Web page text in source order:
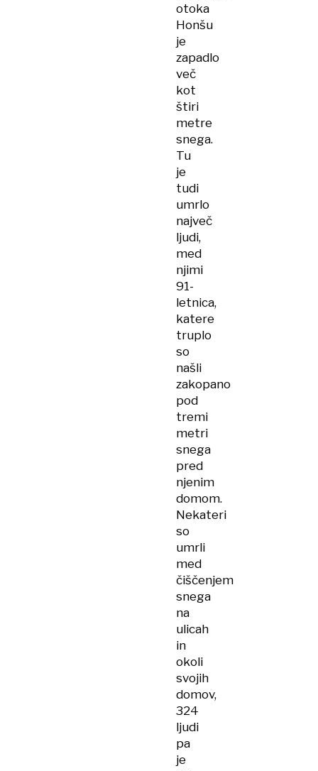
otoka
Honšu
je
zapadlo
več
kot
štiri
metre
snega.
Tu
je
tudi
umrlo
največ
ljudi,
med
njimi
91-
letnica,
katere
truplo
so
našli
zakopano
pod
tremi
metri
snega
pred
njenim
domom.
Nekateri
so
umrli
med
čiščenjem
snega
na
ulicah
in
okoli
svojih
domov,
324
ljudi
pa
je